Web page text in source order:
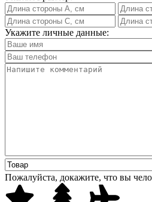
Укажите личные данные:
Пожалуйста, докажите, что вы